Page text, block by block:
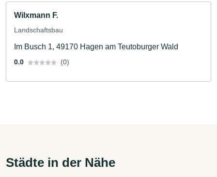
Wilxmann F.
Landschaftsbau
Im Busch 1, 49170 Hagen am Teutoburger Wald
0.0 (0)
Städte in der Nähe